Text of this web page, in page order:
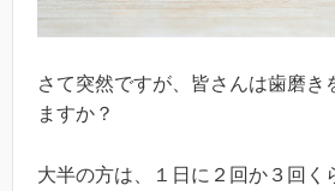
さて突然ですが、皆さんは歯磨き
ますか？
大半の方は、１日に２回か３回く